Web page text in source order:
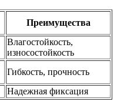
Преимущества
Влагостойкость,
износостойкость
Гибкость, прочность
Надежная фиксация